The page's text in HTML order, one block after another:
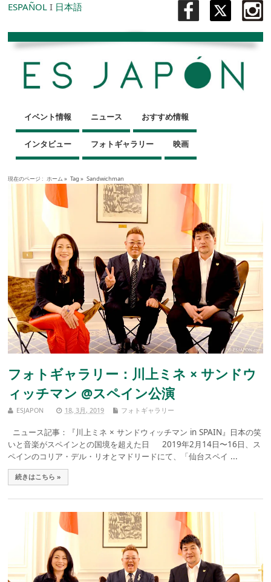
ESPAÑOL I 日本語
イベント情報 ニュース おすすめ情報
インタビュー フォトギャラリー 映画
現在のページ : ホーム » Tag » Sandwichman
フォトギャラリー：川上ミネ × サンドウ
ィッチマン @スペイン公演
ESJAPON 18, 3月, 2019 フォトギャラリー
ニュース記事：『川上ミネ × サンドウィッチマン in SPAIN』日本の笑
いと音楽がスペインとの国境を超えた日 2019年2月14日〜16日、ス
ペインのコリア・デル・リオとマドリードにて、「仙台スペイ ...
続きはこちら »